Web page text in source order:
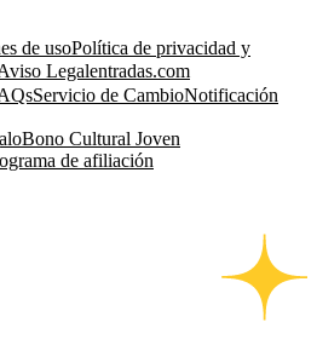
de usoPolítica de privacidad y
Legalentradas.com
Servicio de CambioNotificación
Bono Cultural Joven
de afiliación